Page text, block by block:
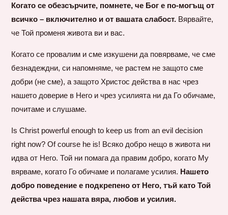
Когато се обезсърчите, помнете, че Бог е по-могъщ от
всичко – включително и от вашата слабост. Вярвайте,
че Той променя живота ви и вас.
Когато се провалим и сме изкушени да повярваме, че сме
безнадеждни, си напомняме, че растем не защото сме
добри (не сме), а защото Христос действа в нас чрез
нашето доверие в Него и чрез усилията ни да Го обичаме,
почитаме и слушаме.
Is Christ powerful enough to keep us from an evil decision
right now? Of course he is! Всяко добро нещо в живота ни
идва от Него. Той ни помага да правим добро, когато Му
вярваме, когато Го обичаме и полагаме усилия. Нашето
добро поведение е подкрепено от Него, тъй като Той
действа чрез нашата вяра, любов и усилия.